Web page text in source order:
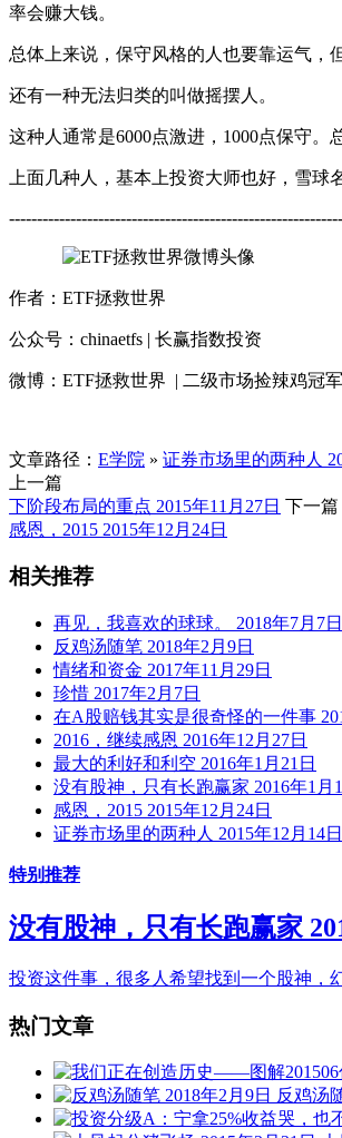
率会赚大钱。
总体上来说，保守风格的人也要靠运气
还有一种无法归类的叫做摇摆人。
这种人通常是6000点激进，1000点保守。
上面几种人，基本上投资大师也好，雪
------------------------------------------------------------
作者：ETF拯救世界
公众号：chinaetfs | 长赢指数投资
微博：ETF拯救世界 | 二级市场捡辣鸡冠军
文章路径： E学院 » 证券市场里的两种人
上一篇
下阶段布局的重点 2015年11月27日 下一篇
感恩，2015 2015年12月24日
相关推荐
再见，我喜欢的球球。 2018年7月7日
反鸡汤随笔 2018年2月9日
情绪和资金 2017年11月29日
珍惜 2017年2月7日
在A股赔钱其实是很奇怪的一件事
2016，继续感恩 2016年12月27日
最大的利好和利空 2016年1月21日
没有股神，只有长跑赢家 2016年1月
感恩，2015 2015年12月24日
证券市场里的两种人 2015年12月14日
特别推荐
没有股神，只有长跑赢家
投资这件事，很多人希望找到一个股神，
热门文章
反鸡汤